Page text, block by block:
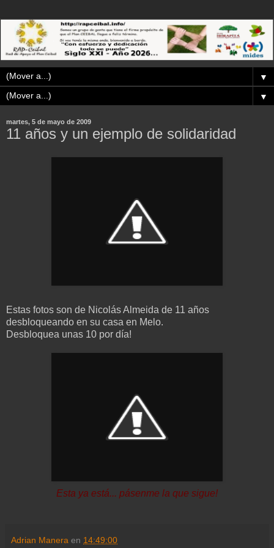
▼
▼
martes, 5 de mayo de 2009
11 años y un ejemplo de solidaridad
Estas fotos son de Nicolás Almeida de 11 años
desbloqueando en su casa en Melo.
Desbloquea unas 10 por día!
Esta ya está... pásenme la que sigue!
Adrian Manera en 14:49:00